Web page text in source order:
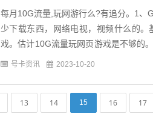
每月10G流量,玩网游行么?有追分。1
少下载东西，网络电视，视频什么的
戏。估计10G流量玩网页游戏是不够的
1024*1024*1024字...
号卡资讯 2023-10-20
13 14 15 16 17